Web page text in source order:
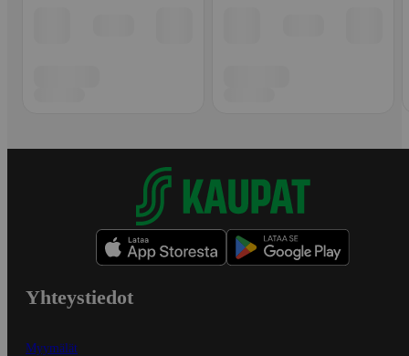
Yhteystiedot
Myymälät